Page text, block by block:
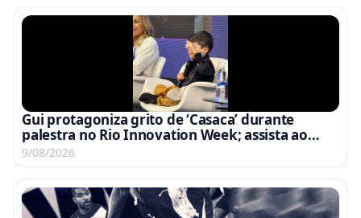
Gui protagoniza grito de ‘Casaca’ durante
palestra no Rio Innovation Week; assista ao
vídeo
9/08/2026